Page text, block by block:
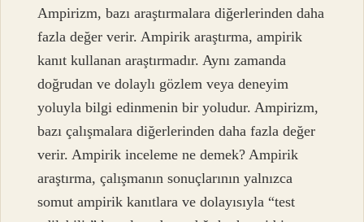
Ampirizm, bazı araştırmalara diğerlerinden daha
fazla değer verir. Ampirik araştırma, ampirik
kanıt kullanan araştırmadır. Aynı zamanda
doğrudan ve dolaylı gözlem veya deneyim
yoluyla bilgi edinmenin bir yoludur. Ampirizm,
bazı çalışmalara diğerlerinden daha fazla değer
verir. Ampirik inceleme ne demek? Ampirik
araştırma, çalışmanın sonuçlarının yalnızca
somut ampirik kanıtlara ve dolayısıyla “test